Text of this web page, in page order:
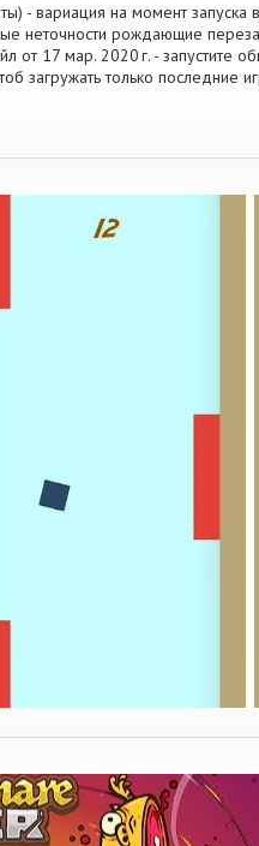
- вариация на момент запуска
неточности рождающие
17 мар. 2020 г. - запустите
загружать только последние